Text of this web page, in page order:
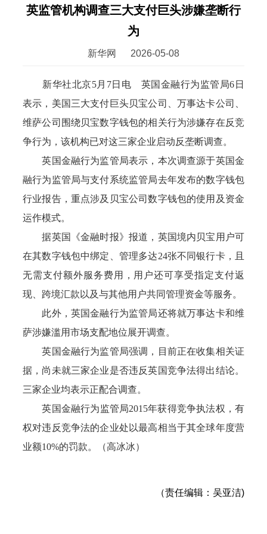
英监管机构调查三大支付巨头涉嫌垄断行
为
新华网 2026-05-08
新华社北京5月7日电 英国金融行为监管局6日
表示，美国三大支付巨头贝宝公司、万事达卡公司、
维萨公司围绕贝宝数字钱包的相关行为涉嫌存在反竞
争行为，该机构已对这三家企业启动反垄断调查。
英国金融行为监管局表示，本次调查源于英国金
融行为监管局与支付系统监管局去年发布的数字钱包
行业报告，重点涉及贝宝公司数字钱包的使用及资金
运作模式。
据英国《金融时报》报道，英国境内贝宝用户可
在其数字钱包中绑定、管理多达24张不同银行卡，且
无需支付额外服务费用，用户还可享受指定支付返
现、跨境汇款以及与其他用户共同管理资金等服务。
此外，英国金融行为监管局还将就万事达卡和维
萨涉嫌滥用市场支配地位展开调查。
英国金融行为监管局强调，目前正在收集相关证
据，尚未就三家企业是否违反英国竞争法得出结论。
三家企业均表示正配合调查。
英国金融行为监管局2015年获得竞争执法权，有
权对违反竞争法的企业处以最高相当于其全球年度营
业额10%的罚款。（高冰冰）
（责任编辑：吴亚洁)